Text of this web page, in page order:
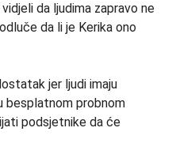
da ljudima zapravo ne
da li je Kerika ono
jer ljudi imaju
besplatnom probnom
podsjetnike da će